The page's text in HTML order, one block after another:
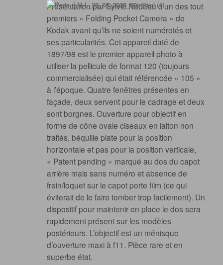
Présentation par Sylvie Nadeau d’un des tout
premiers « Folding Pocket Camera » de
Kodak avant qu’ils ne soient numérotés et
ses particularités. Cet appareil daté de
1897/98 est le premier appareil photo à
utiliser la pellicule de format 120 (toujours
commercialisée) qui était référencée « 105 »
à l’époque. Quatre fenêtres présentes en
façade, deux servent pour le cadrage et deux
sont borgnes. Ouverture pour objectif en
forme de cône ovale ciseaux en laiton non
traités, béquille plate pour la position
horizontale et pas pour la position verticale,
« Patent pending » marqué au dos du capot
arrière mais sans numéro et absence de
frein/loquet sur le capot porte film (ce qui
éviterait de le faire tomber trop facilement). Un
dispositif pour maintenir en place le dos sera
rapidement présent sur les modèles
postérieurs. L’objectif est un ménisque
d’ouverture maxi à f11. Pièce rare et en
superbe état.